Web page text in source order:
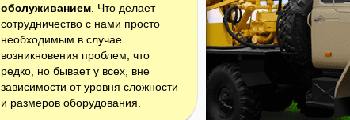
обслуживанием. Что делает
сотрудничество с нами просто
необходимым в случае
возникновения проблем, что
редко, но бывает у всех, вне
зависимости от уровня сложности
и размеров оборудования.